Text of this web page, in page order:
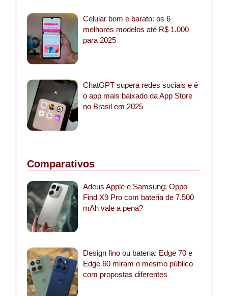
Celular bom e barato: os 6
melhores modelos até R$ 1.000
para 2025
ChatGPT supera redes sociais e é
o app mais baixado da App Store
no Brasil em 2025
Comparativos
Adeus Apple e Samsung: Oppo
Find X9 Pro com bateria de 7.500
mAh vale a pena?
Design fino ou bateria: Edge 70 e
Edge 60 miram o mesmo público
com propostas diferentes